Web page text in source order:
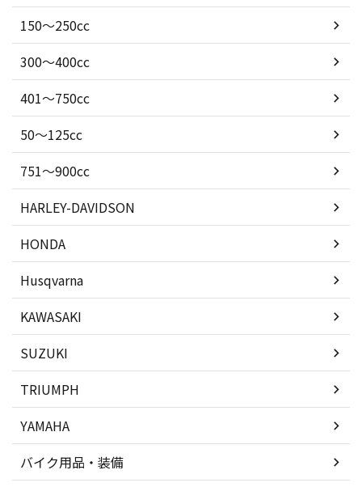
150〜250cc
300〜400cc
401〜750cc
50〜125cc
751〜900cc
HARLEY-DAVIDSON
HONDA
Husqvarna
KAWASAKI
SUZUKI
TRIUMPH
YAMAHA
バイク用品・装備